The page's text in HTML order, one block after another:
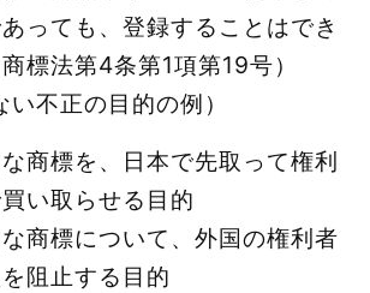
っても、登録することはでき
標法第4条第1項第19号）
不正の目的の例）
商標を、日本で先取って権利
い取らせる目的
商標について、外国の権利者
阻止する目的